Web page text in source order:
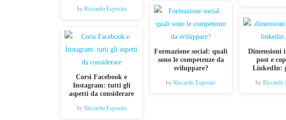
by Riccardo Esposito
Corsi Facebook e
Instagram: tutti gli
aspetti da considerare
by Riccardo Esposito
Formazione social: quali
sono le competenze da
sviluppare?
byRiccardo Esposito
Dimensioni
post e
LinkedIn:
by Riccardo